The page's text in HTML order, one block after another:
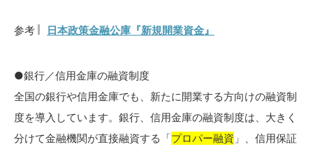
参考 日本政策金融公庫『新規開業資金』
●銀行／信用金庫の融資制度
全国の銀行や信用金庫でも、新たに開業する方向けの融資制
度を導入しています。銀行、信用金庫の融資制度は、大きく
分けて金融機関が直接融資する「プロパー融資 」、信用保証